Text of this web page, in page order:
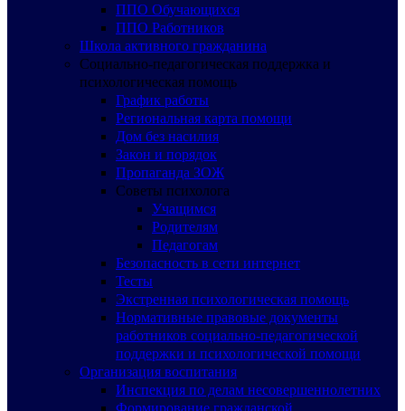
ППО Обучающихся
ППО Работников
Школа активного гражданина
Социально-педагогическая поддержка и
психологическая помощь
График работы
Региональная карта помощи
Дом без насилия
Закон и порядок
Пропаганда ЗОЖ
Советы психолога
Учащимся
Родителям
Педагогам
Безопасность в сети интернет
Тесты
Экстренная психологическая помощь
Нормативные правовые документы
работников социально-педагогической
поддержки и психологической помощи
Организация воспитания
Инспекция по делам несовершеннолетних
Формирование гражданской